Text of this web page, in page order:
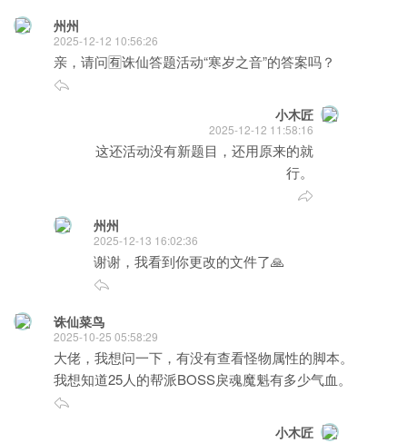
州州
2025-12-12 10:56:26
亲，请问🈶️诛仙答题活动“寒岁之音”的答案吗？
小木匠
2025-12-12 11:58:16
这还活动没有新题目，还用原来的就
行。
州州
2025-12-13 16:02:36
谢谢，我看到你更改的文件了🙏
诛仙菜鸟
2025-10-25 05:58:29
大佬，我想问一下，有没有查看怪物属性的脚本。
我想知道25人的帮派BOSS戾魂魔魁有多少气血。
小木匠